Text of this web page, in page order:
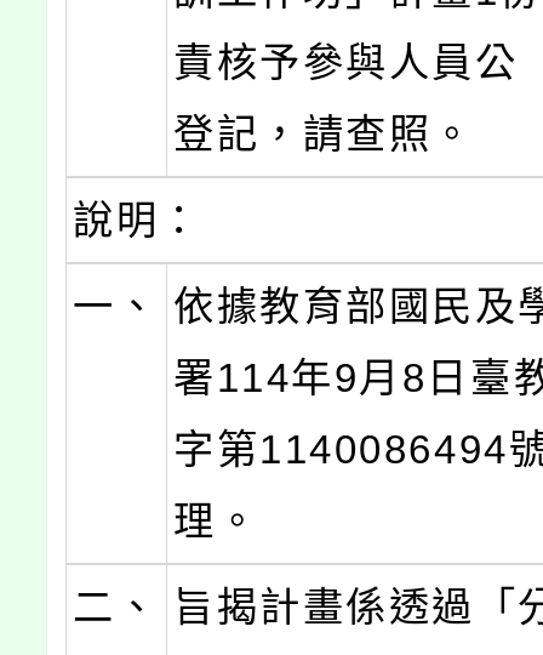
責核予參與人員公
登記，請查照。
說明：
一、
依據教育部國民及
署114年9月8日臺
字第1140086494
理。
二、
旨揭計畫係透過「